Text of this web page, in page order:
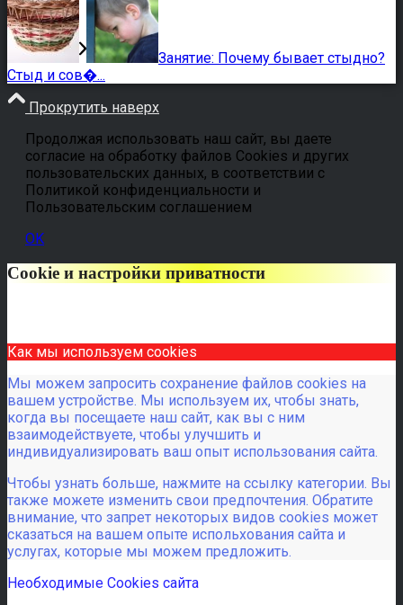
Занятие: Почему бывает стыдно?
Стыд и сов�...
Прокрутить наверх
Продолжая использовать наш сайт, вы даете
согласие на обработку файлов Cookies и других
пользовательских данных, в соответствии с
Политикой конфиденциальности и
Пользовательским соглашением
OK
Cookie и настройки приватности
Как мы используем cookies
Мы можем запросить сохранение файлов cookies на
вашем устройстве. Мы используем их, чтобы знать,
когда вы посещаете наш сайт, как вы с ним
взаимодействуете, чтобы улучшить и
индивидуализировать ваш опыт использования сайта.
Чтобы узнать больше, нажмите на ссылку категории. Вы
также можете изменить свои предпочтения. Обратите
внимание, что запрет некоторых видов cookies может
сказаться на вашем опыте испольхования сайта и
услугах, которые мы можем предложить.
Необходимые Cookies сайта